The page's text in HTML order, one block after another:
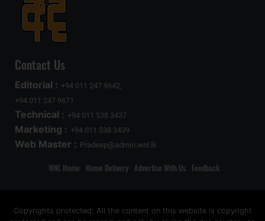
Contact Us
Editorial : +94 011 247 9642,
+94 011 247 9671
Technical : +94 011 538 3437
Marketing : +94 011 538 3439
Web Master : Pradeep@admin.wnl.lk
WNL Home Home Delivery Advertise With Us Feedback
Copyrights protected: All the content on this website is copyright